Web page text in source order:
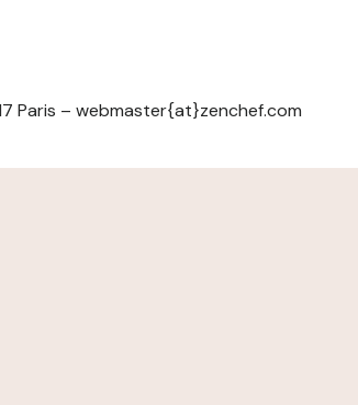
Paris – webmaster{at}zenchef.com